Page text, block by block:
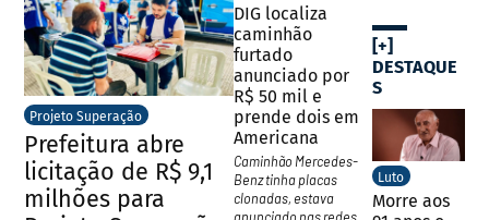
Projeto Superação
Prefeitura abre
licitação de R$ 9,1
milhões para
DIG localiza
caminhão
furtado
anunciado por
R$ 50 mil e
prende dois em
Americana
Caminhão Mercedes-
Benz tinha placas
clonadas, estava
[+]
DESTAQUE
S
Luto
Morre aos